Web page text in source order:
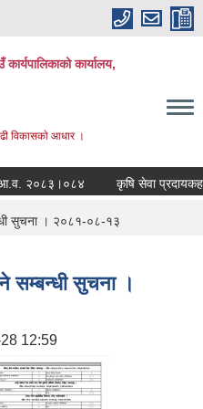
कार्यालय,
विकासकाे आधार ।
कृषि सेवा
सुचना । २०८१-०८-१३
सम्बन्धी सुचना ।
12:59